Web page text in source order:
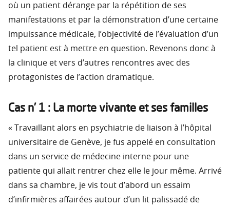
où un patient dérange par la répétition de ses
manifestations et par la démonstration d’une certaine
impuissance médicale, l’objectivité de l’évaluation d’un
tel patient est à mettre en question. Revenons donc à
la clinique et vers d’autres rencontres avec des
protagonistes de l’action dramatique.
Cas n’ 1 : La morte vivante et ses familles
« Travaillant alors en psychiatrie de liaison à l’hôpital
universitaire de Genève, je fus appelé en consultation
dans un service de médecine interne pour une
patiente qui allait rentrer chez elle le jour même. Arrivé
dans sa chambre, je vis tout d’abord un essaim
d’infirmières affairées autour d’un lit palissadé de